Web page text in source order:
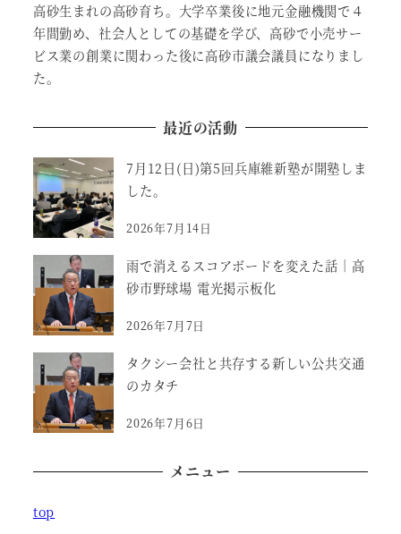
高砂生まれの高砂育ち。大学卒業後に地元金融機関で４
年間勤め、社会人としての基礎を学び、高砂で小売サー
ビス業の創業に関わった後に高砂市議会議員になりまし
た。
最近の活動
7月12日(日)第5回兵庫維新塾が開塾しま
した。
2026年7月14日
雨で消えるスコアボードを変えた話｜高
砂市野球場 電光掲示板化
2026年7月7日
タクシー会社と共存する新しい公共交通
のカタチ
2026年7月6日
メニュー
top